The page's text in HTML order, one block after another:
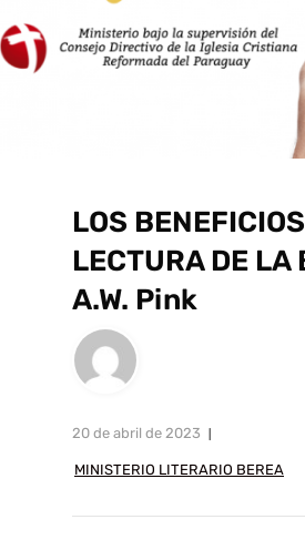
LOS
LECTURA DE LA
A.W. Pink
20 de abril de 2023
MINISTERIO LITERARIO BEREA